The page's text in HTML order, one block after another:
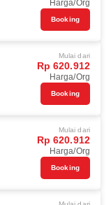
Harga/Org
Booking
Mulai dari
Rp 620.912
Harga/Org
Booking
Mulai dari
Rp 620.912
Harga/Org
Booking